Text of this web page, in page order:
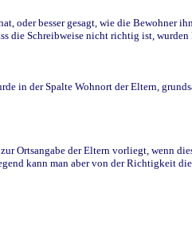
besser gesagt, wie die Bewohner
die Schreibweise nicht richtig ist, wurden
in der Spalte Wohnort der Eltern,
Ortsangabe der Eltern vorliegt, wenn
kann man aber von der Richtigkeit